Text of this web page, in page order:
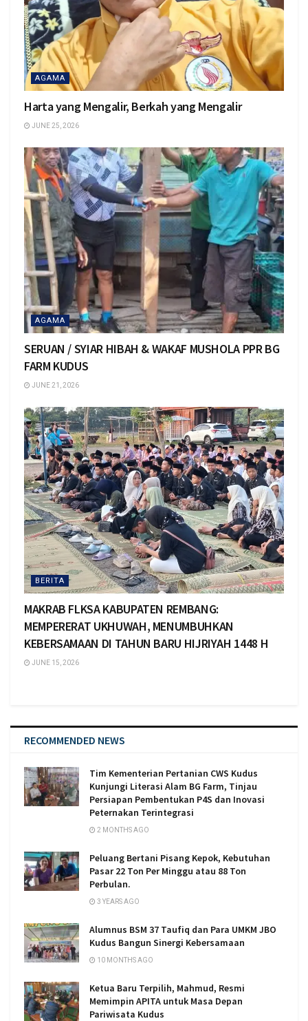
AGAMA
Harta yang Mengalir, Berkah yang Mengalir
JUNE 25, 2026
AGAMA
SERUAN / SYIAR HIBAH & WAKAF MUSHOLA PPR BG
FARM KUDUS
JUNE 21, 2026
BERITA
MAKRAB FLKSA KABUPATEN REMBANG:
MEMPERERAT UKHUWAH, MENUMBUHKAN
KEBERSAMAAN DI TAHUN BARU HIJRIYAH 1448 H
JUNE 15, 2026
RECOMMENDED NEWS
Tim Kementerian Pertanian CWS Kudus
Kunjungi Literasi Alam BG Farm, Tinjau
Persiapan Pembentukan P4S dan Inovasi
Peternakan Terintegrasi
2 MONTHS AGO
Peluang Bertani Pisang Kepok, Kebutuhan
Pasar 22 Ton Per Minggu atau 88 Ton
Perbulan.
3 YEARS AGO
Alumnus BSM 37 Taufiq dan Para UMKM JBO
Kudus Bangun Sinergi Kebersamaan
10 MONTHS AGO
Ketua Baru Terpilih, Mahmud, Resmi
Memimpin APITA untuk Masa Depan
Pariwisata Kudus